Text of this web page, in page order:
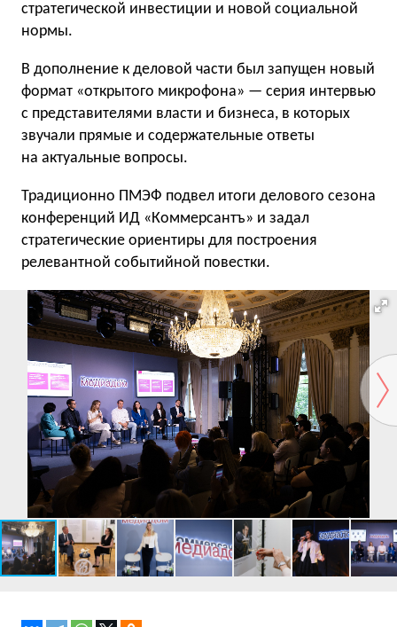
стратегической инвестиции и новой социальной
нормы.
В дополнение к деловой части был запущен новый
формат «открытого микрофона» — серия интервью
с представителями власти и бизнеса, в которых
звучали прямые и содержательные ответы
на актуальные вопросы.
Традиционно ПМЭФ подвел итоги делового сезона
конференций ИД «Коммерсантъ» и задал
стратегические ориентиры для построения
релевантной событийной повестки.